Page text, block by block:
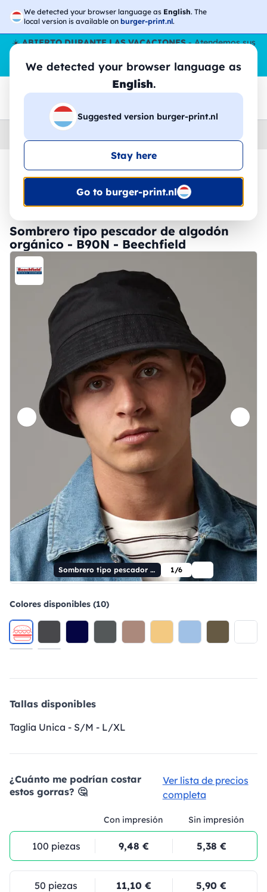
We detected your browser language as English. The
local version is available on burger-print.nl.
We detected your browser language as
English.
Suggested version burger-print.nl
Stay here
Go to burger-print.nl
☀️ABIERTO DURANTE LAS VACACIONES- Atendemos sus
pedidos durante todo el verano, incluso en agosto.
Sin parar
😎🌴
Home
🔥 -30% de impresión DTF
Sombrero tipo pescador de algodón
orgánico - B90N - Beechfield
Sombrero tipo pescador de algodón orgánico 1/6
Colores disponibles (10)
Tallas disponibles
Taglia Unica - S/M - L/XL
¿Cuánto me podrían costar
estos gorras? 🤔
Ver lista de precios
completa
Con impresión Sin impresión
100 piezas 9,48 € 5,38 €
50 piezas 11,10 € 5,90 €